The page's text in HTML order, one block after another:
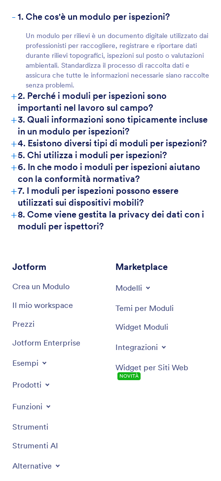
- 1. Che cos'è un modulo per ispezioni?
Un modulo per rilievi è un documento digitale utilizzato dai
professionisti per raccogliere, registrare e riportare dati
durante rilievi topografici, ispezioni sul posto o valutazioni
ambientali. Standardizza il processo di raccolta dati e
assicura che tutte le informazioni necessarie siano raccolte
senza problemi.
+2. Perché i moduli per ispezioni sono
importanti nel lavoro sul campo?
+3. Quali informazioni sono tipicamente incluse
in un modulo per ispezioni?
+4. Esistono diversi tipi di moduli per ispezioni?
+5. Chi utilizza i moduli per ispezioni?
+6. In che modo i moduli per ispezioni aiutano
con la conformità normativa?
+7. I moduli per ispezioni possono essere
utilizzati sui dispositivi mobili?
+8. Come viene gestita la privacy dei dati con i
moduli per ispettori?
Jotform
Crea un Modulo
Il mio workspace
Prezzi
Jotform Enterprise
Esempi
Prodotti
Funzioni
Strumenti
Strumenti AI
Alternative
Marketplace
Modelli
Temi per Moduli
Widget Moduli
Integrazioni
Widget per Siti Web
NOVITÀ